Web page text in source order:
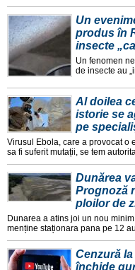
Un
produs în
insecte
Un fenomen
de insecte au
Al doilea
istorie se
pe
Virusul Ebola, care a provocat o
sa fi suferit mutații, se tem
Dunărea
Prognoză
ploilor de
Dunarea a atins joi un nou
menține staționara pana pe 12
Cenzură
închide